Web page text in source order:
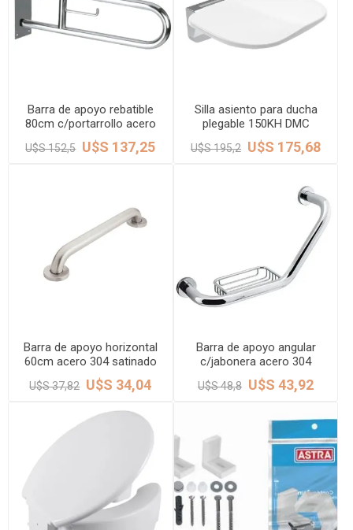
Barra de apoyo rebatible
80cm c/portarrollo acero
304 satinado 32mm DMC
U$S 152,5 U$S 137,25
Silla asiento para ducha
plegable 150KH DMC
U$S 195,2 U$S 175,68
Barra de apoyo horizontal
60cm acero 304 satinado
32mm DMC
U$S 37,82 U$S 34,04
Barra de apoyo angular
c/jabonera acero 304
satinado 32mm DMC
U$S 48,8 U$S 43,92